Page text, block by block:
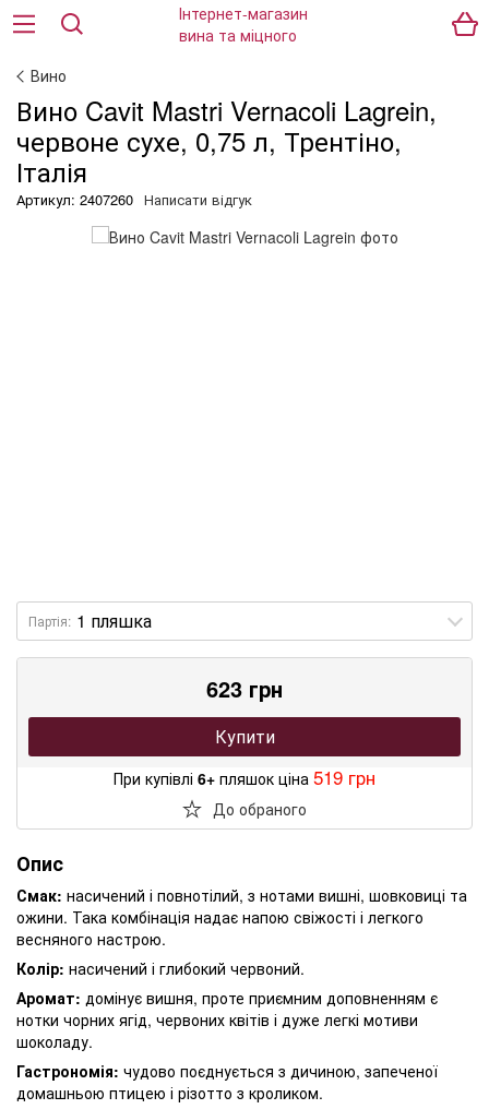
Вино
Вино Cavit Mastri Vernacoli Lagrein,
червоне сухе, 0,75 л, Трентіно,
Італія
Артикул: 2407260 Написати відгук
Партія:
623 грн
Купити
При купівлі 6+ пляшок ціна 519 грн
До обраного
Опис
Смак: насичений і повнотілий, з нотами вишні, шовковиці та
ожини. Така комбінація надає напою свіжості і легкого
весняного настрою.
Колір: насичений і глибокий червоний.
Аромат: домінує вишня, проте приємним доповненням є
нотки чорних ягід, червоних квітів і дуже легкі мотиви
шоколаду.
Гастрономія: чудово поєднується з дичиною, запеченої
домашньою птицею і різотто з кроликом.